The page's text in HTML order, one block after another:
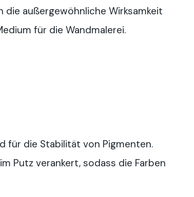
die außergewöhnliche Wirksamkeit
für die Wandmalerei.
für die Stabilität von Pigmenten.
Putz verankert, sodass die Farben